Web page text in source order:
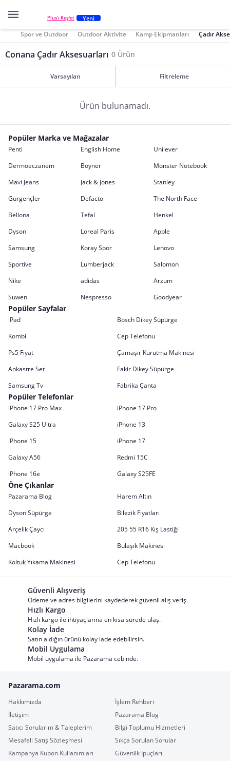
Plus'ı Keşfet Yeni
Spor ve Outdoor Outdoor Aktivite Kamp Ekipmanları Çadır
Conana Çadır Aksesuarları 0 Ürün
Varsayılan Filtreleme
Ürün bulunamadı.
Popüler Marka ve Mağazalar
Penti English Home
Unilever
Dermoeczanem
Boyner
Monster Notebook
Mavi Jeans
Jack & Jones
Stanley
Gürgençler
Defacto
The North Face
Bellona
Tefal
Henkel
Dyson
Loreal Paris
Apple
Samsung
Koray Spor
Lenovo
Sportive
Lumberjack
Salomon
Nike
adidas
Arzum
Suwen
Nespresso Goodyear
Popüler Sayfalar
iPad
Bosch Dikey Süpürge
Kombi
Cep Telefonu
Ps5 Fiyat
Çamaşır Kurutma Makinesi
Ankastre Set
Fakir Dikey Süpürge
Samsung Tv
Fabrika Çanta
Popüler Telefonlar
iPhone 17 Pro Max
iPhone 17 Pro
Galaxy S25 Ultra
iPhone 13
iPhone 15
iPhone 17
Galaxy A56
Redmi 15C
iPhone 16e
Galaxy S25FE
Öne Çıkanlar
Pazarama Blog
Harem Altın
Dyson Süpürge
Bilezik Fiyatları
Arçelik Çaycı
205 55 R16 Kış Lastiği
Macbook
Bulaşık Makinesi
Koltuk Yıkama Makinesi
Cep Telefonu
Güvenli Alışveriş
Ödeme ve adres bilgilerini kaydederek güvenli alış veriş.
Hızlı Kargo
Hızlı kargo ile ihtiyaçlarına en kısa sürede ulaş.
Kolay İade
Satın aldığın ürünü kolay iade edebilirsin.
Mobil Uygulama
Mobil uygulama ile Pazarama cebinde.
Pazarama.com
Hakkımızda
İşlem Rehberi
İletişim
Pazarama Blog
Satıcı Sorularım & Taleplerim
Bilgi Toplumu Hizmetleri
Mesafeli Satış Sözleşmesi
Sıkça Sorulan Sorular
Kampanya Kupon Kullanımları
Güvenlik İpuçları